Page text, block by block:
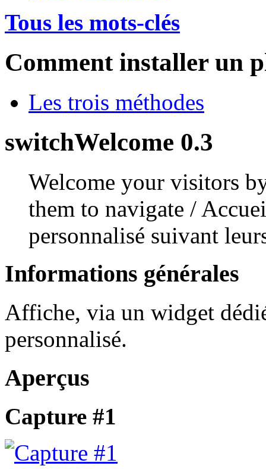
Tous les mots-clés
Comment installer un
Les trois méthodes
switchWelcome 0.3
Welcome your visitors
them to navigate /
personnalisé suivant
Informations générales
Affiche, via un widget
personnalisé.
Aperçus
Capture #1